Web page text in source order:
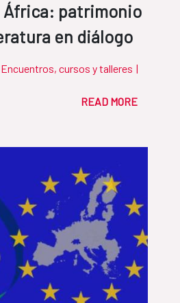
África: patrimonio
en diálogo
Encuentros, cursos y talleres |
READ MORE